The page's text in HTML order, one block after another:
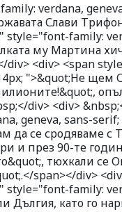
verdana,
Слави
style="font-family:
му Мартина
div> <div> <span
">&quot;Не щем
div> <div>
geneva, sans-
да се сродяваме
и през 90-те
тюхкали се
span></div>
style="font-family:
Дългия, като го